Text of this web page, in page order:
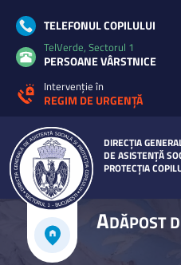
DIRECȚIA
DE ASISTENȚĂ
PROTECȚIA
TELEFONUL COPILULUI
TelVerde, Sectorul 1
PERSOANE VÂRSTNICE
Intervenție în
REGIM DE URGENȚĂ
ADĂPOST